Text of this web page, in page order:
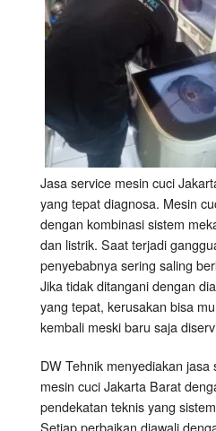
Jasa service mesin cuci
yang tepat diagnosa. Mesin
dengan kombinasi sistem
dan listrik. Saat terjadi
penyebabnya sering saling
Jika tidak ditangani dengan
yang tepat, kerusakan bisa
kembali meski baru saja
DW Tehnik menyediakan jasa
mesin cuci Jakarta Barat
pendekatan teknis yang
Setiap perbaikan diawali